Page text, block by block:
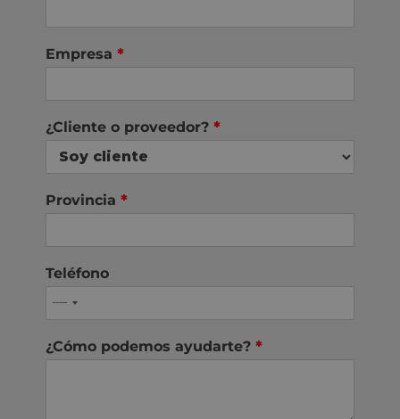
Empresa *
¿Cliente o proveedor? *
Provincia *
Teléfono
¿Cómo podemos ayudarte? *